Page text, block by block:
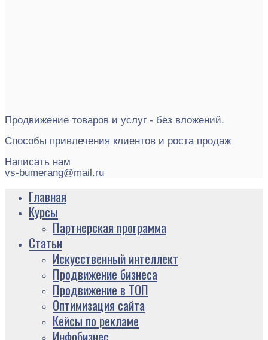
Продвижение товаров и услуг - без вложений.
Способы привлечения клиентов и роста продаж
Написать нам
vs-bumerang@mail.ru
Главная
Курсы
Партнерская программа
Статьи
Искусственный интеллект
Продвижение бизнеса
Продвижение в ТОП
Оптимизация сайта
Кейсы по рекламе
Инфобизнес